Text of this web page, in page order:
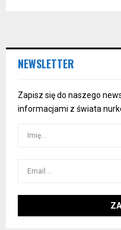
NEWSLETTER
Zapisz się do naszego
informacjami z świata